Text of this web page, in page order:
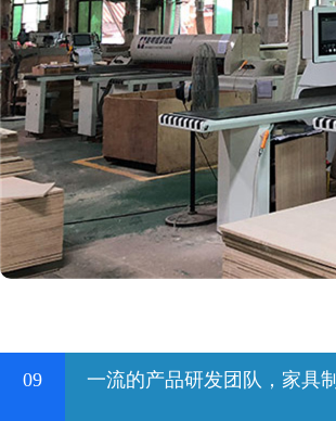
09 一流的产品研发团队，家具制